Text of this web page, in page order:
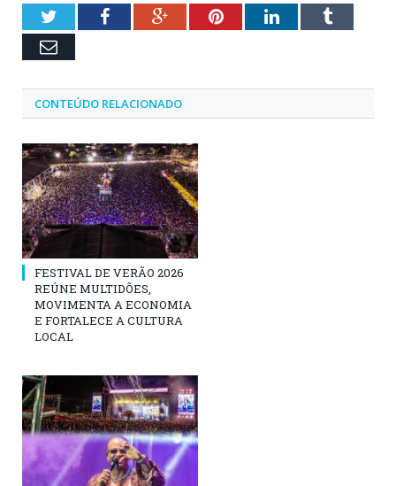
TwitterFacebookGoogle+PinterestLinkedInTumblr
Email
CONTEÚDO RELACIONADO
FESTIVAL DE VERÃO 2026
REÚNE MULTIDÕES,
MOVIMENTA A ECONOMIA
E FORTALECE A CULTURA
LOCAL